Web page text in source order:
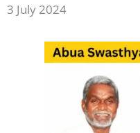
3 July 2024